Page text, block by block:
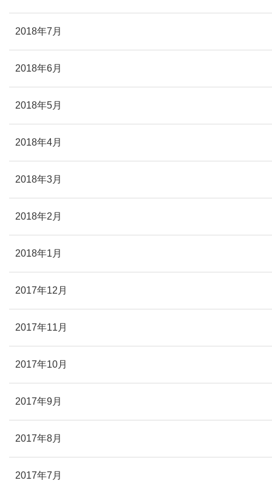
2018年7月
2018年6月
2018年5月
2018年4月
2018年3月
2018年2月
2018年1月
2017年12月
2017年11月
2017年10月
2017年9月
2017年8月
2017年7月